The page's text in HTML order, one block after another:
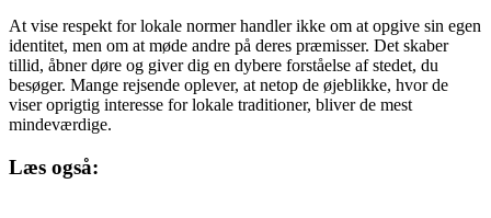
At vise respekt for lokale normer handler ikke om at opgive sin egen
identitet, men om at møde andre på deres præmisser. Det skaber
tillid, åbner døre og giver dig en dybere forståelse af stedet, du
besøger. Mange rejsende oplever, at netop de øjeblikke, hvor de
viser oprigtig interesse for lokale traditioner, bliver de mest
mindeværdige.
Læs også: